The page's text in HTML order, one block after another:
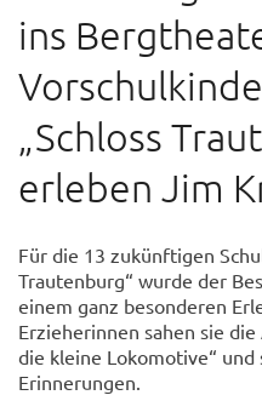
ins
„Schloss
erleben Jim
Für die 13 zukünftigen
Trautenburg“ wurde der
einem ganz besonderen
Erzieherinnen sahen sie
die kleine Lokomotive“
Erinnerungen.